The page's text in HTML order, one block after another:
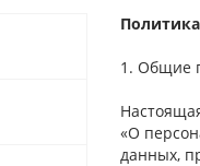
1. Общие
«О
данных,